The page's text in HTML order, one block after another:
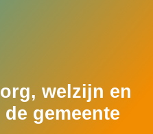
welzijn en
gemeente